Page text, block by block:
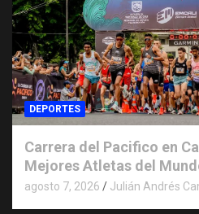
DEPORTES
Carrera del Pacifico en
Mejores Atletas del
agosto 7, 2026 Julián Andrés